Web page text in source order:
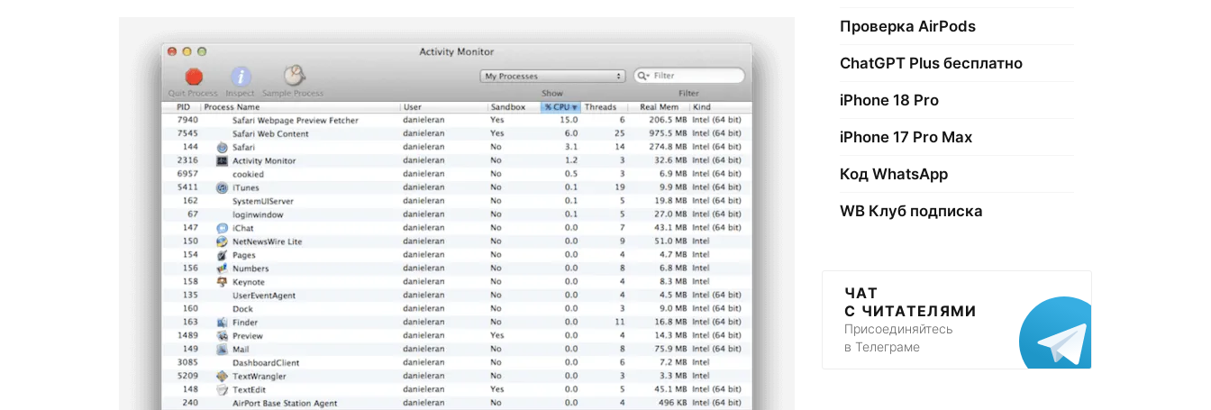
Проверка AirPods
ChatGPT Plus бесплатно
iPhone 18 Pro
iPhone 17 Pro Max
Код WhatsApp
WB Клуб подписка
ЧАТ
С ЧИТАТЕЛЯМИ
Присоединяйтесь
в Телеграме